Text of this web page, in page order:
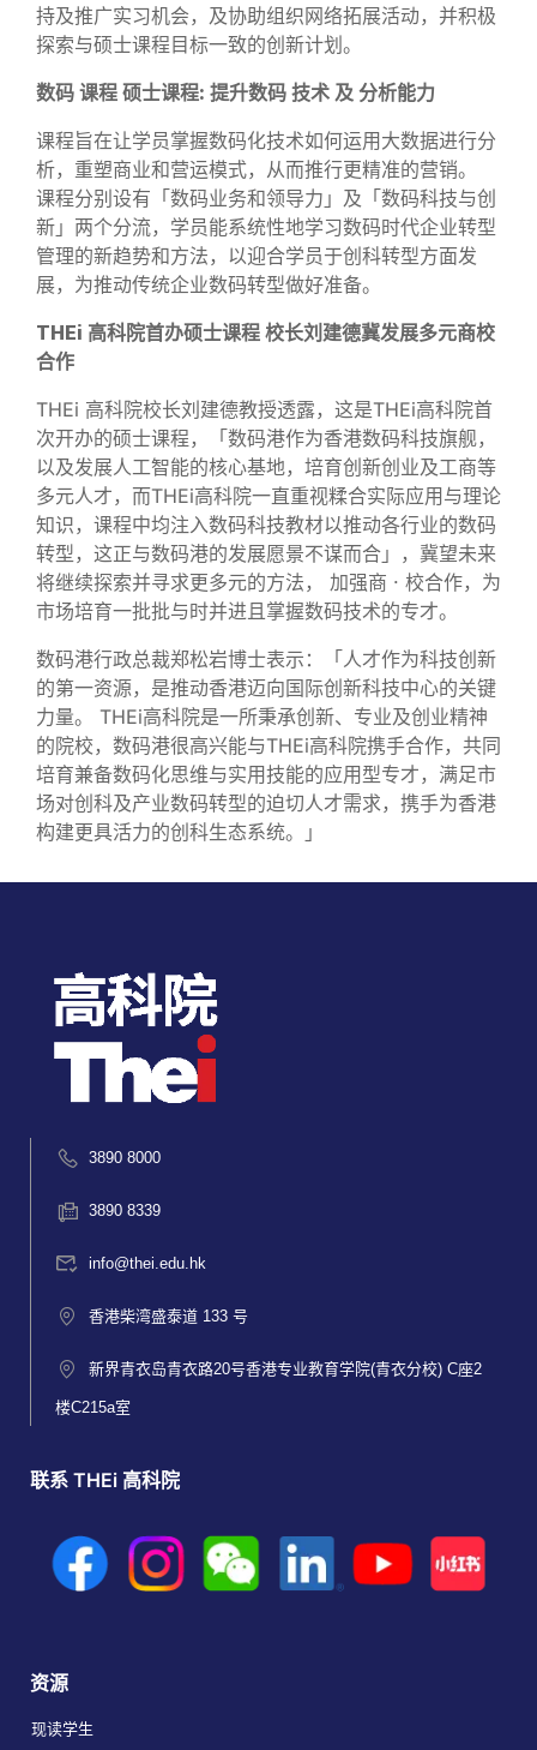
持及推广实习机会，及协助组织网络拓展活动，并积极
探索与硕士课程目标一致的创新计划。
数码 课程 硕士课程: 提升数码 技术 及 分析能力
课程旨在让学员掌握数码化技术如何运用大数据进行分
析，重塑商业和营运模式，从而推行更精准的营销。
课程分别设有「数码业务和领导力」及「数码科技与创
新」两个分流，学员能系统性地学习数码时代企业转型
管理的新趋势和方法，以迎合学员于创科转型方面发
展，为推动传统企业数码转型做好准备。
THEi 高科院首办硕士课程 校长刘建德冀发展多元商校
合作
THEi 高科院校长刘建德教授透露，这是THEi高科院首
次开办的硕士课程，「数码港作为香港数码科技旗舰，
以及发展人工智能的核心基地，培育创新创业及工商等
多元人才，而THEi高科院一直重视糅合实际应用与理论
知识，课程中均注入数码科技教材以推动各行业的数码
转型，这正与数码港的发展愿景不谋而合」，冀望未来
将继续探索并寻求更多元的方法， 加强商 ‧ 校合作，为
市场培育一批批与时并进且掌握数码技术的专才。
数码港行政总裁郑松岩博士表示：「人才作为科技创新
的第一资源，是推动香港迈向国际创新科技中心的关键
力量。 THEi高科院是一所秉承创新、专业及创业精神
的院校，数码港很高兴能与THEi高科院携手合作，共同
培育兼备数码化思维与实用技能的应用型专才，满足市
场对创科及产业数码转型的迫切人才需求，携手为香港
构建更具活力的创科生态系统。」
3890 8000
3890 8339
info@thei.edu.hk
香港柴湾盛泰道 133 号
新界青衣岛青衣路20号香港专业教育学院(青衣分校) C座2
楼C215a室
联系 THEi 高科院
资源
现读学生